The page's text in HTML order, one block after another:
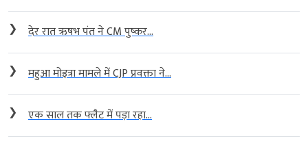
❯ देर रात ऋषभ पंत ने CM पुष्कर...
❯ महुआ मोइत्रा मामले में CJP प्रवक्ता ने...
❯ एक साल तक फ्लैट में पड़ा रहा...